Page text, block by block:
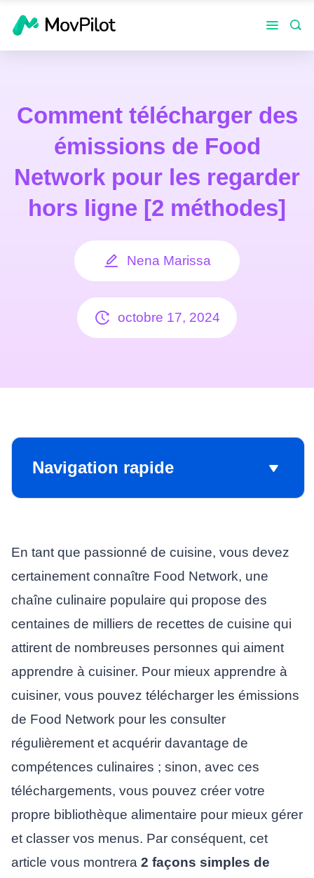
Comment télécharger des
émissions de Food
Network pour les regarder
hors ligne [2 méthodes]
Nena Marissa
octobre 17, 2024
Navigation rapide
En tant que passionné de cuisine, vous devez
certainement connaître Food Network, une
chaîne culinaire populaire qui propose des
centaines de milliers de recettes de cuisine qui
attirent de nombreuses personnes qui aiment
apprendre à cuisiner. Pour mieux apprendre à
cuisiner, vous pouvez télécharger les émissions
de Food Network pour les consulter
régulièrement et acquérir davantage de
compétences culinaires ; sinon, avec ces
téléchargements, vous pouvez créer votre
propre bibliothèque alimentaire pour mieux gérer
et classer vos menus. Par conséquent, cet
article vous montrera 2 façons simples de